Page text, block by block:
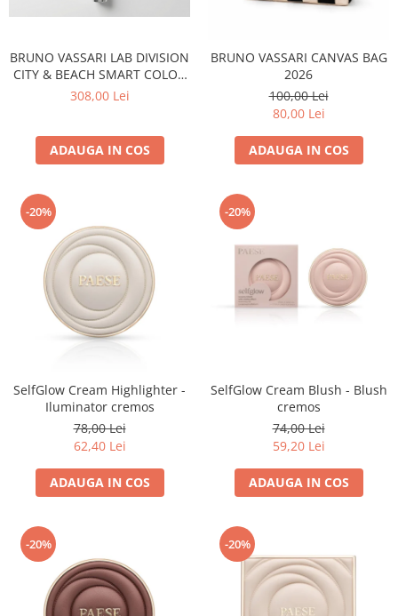
Primer gene
BUZE
Gloss de buze
Creioane sprancene
Gel pentru sprancene
ACCESORII
Palete Contouring
Pensule Profesionale
Aur Cosmetic
PALETE PROFESIONALE
BRUNO VASSARI LAB DIVISION
CITY & BEACH SMART COLOR
DEFENSE SPF 50 – PROTECȚIE
308,00 Lei
ADAUGA IN COS
BRUNO VASSARI CANVAS BAG
2026
100,00 Lei
80,00 Lei
ADAUGA IN COS
-20%
SelfGlow Cream Highlighter -
Iluminator cremos
78,00 Lei
62,40 Lei
ADAUGA IN COS
-20%
SelfGlow Cream Blush - Blush
cremos
74,00 Lei
59,20 Lei
ADAUGA IN COS
-20% -20%